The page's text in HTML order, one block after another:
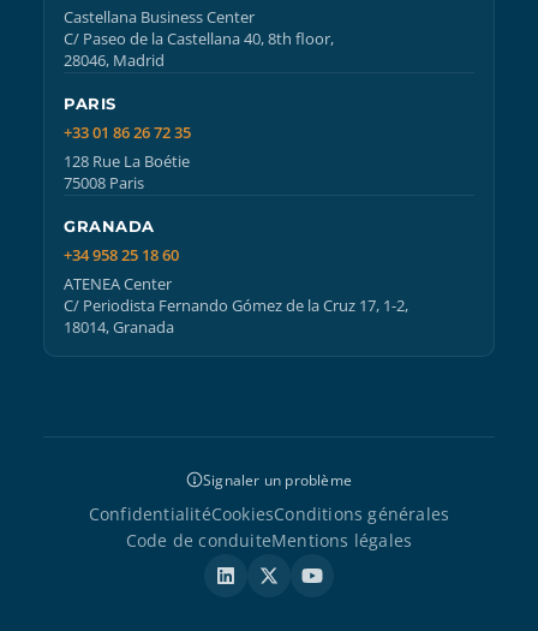
Castellana Business Center
C/ Paseo de la Castellana 40, 8th floor,
28046, Madrid
PARIS
+33 01 86 26 72 35
128 Rue La Boétie
75008 Paris
GRANADA
+34 958 25 18 60
ATENEA Center
C/ Periodista Fernando Gómez de la Cruz 17, 1-2,
18014, Granada
Signaler un problème
ConfidentialitéCookiesConditions générales
Code de conduiteMentions légales